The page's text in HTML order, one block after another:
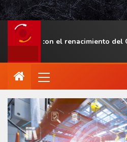
con el renacimiento del Comité